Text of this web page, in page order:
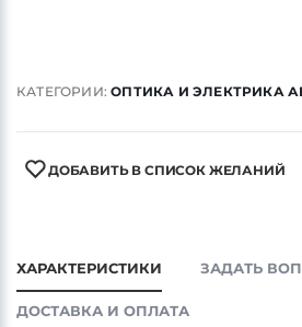
КАТЕГОРИИ:ОПТИКА И ЭЛЕКТРИКА
ДОБАВИТЬ В СПИСОК ЖЕЛАНИЙ
ХАРАКТЕРИСТИКИ ЗАДАТЬ
ДОСТАВКА И ОПЛАТА